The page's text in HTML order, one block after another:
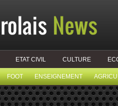
ETAT CIVIL CULTURE
FOOT ENSEIGNEMENT